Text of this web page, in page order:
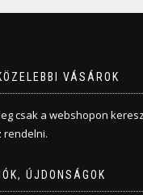
VÁSÁROK
csak a webshopon
rendelni.
ÚJDONSÁGOK